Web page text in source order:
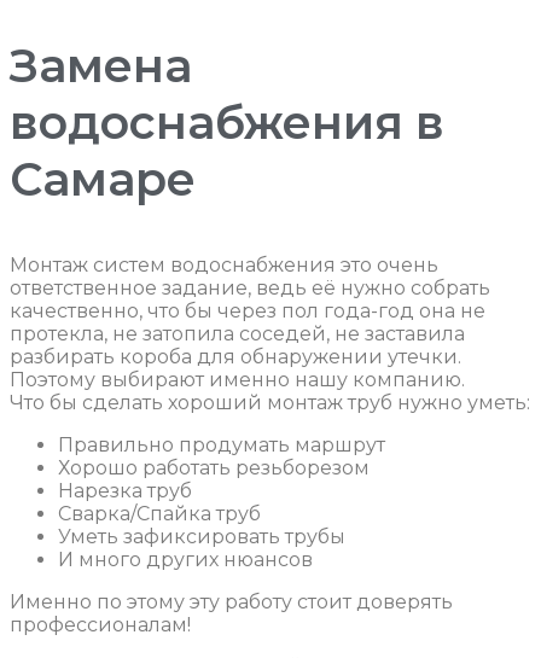
Замена
водоснабжения в
Самаре
Монтаж систем водоснабжения это очень
ответственное задание, ведь её нужно собрать
качественно, что бы через пол года-год она не
протекла, не затопила соседей, не заставила
разбирать короба для обнаружении утечки.
Поэтому выбирают именно нашу компанию.
Что бы сделать хороший монтаж труб нужно уметь:
Правильно продумать маршрут
Хорошо работать резьборезом
Нарезка труб
Сварка/Спайка труб
Уметь зафиксировать трубы
И много других нюансов
Именно по этому эту работу стоит доверять
профессионалам!